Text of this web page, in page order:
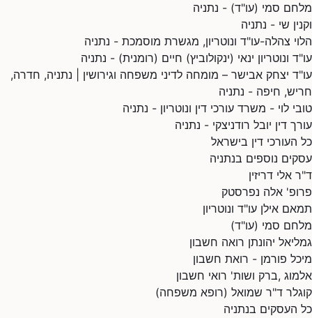
מלחם סמי (עו"ד) - נתניה
וקנין שי - נתניה
הלוי צהלה-עו"ד ונוטריון, מגשרת מוסמכת - נתניה
עו"ד ונוטריון ינאי (ינקולוביץ) חיים (רומנית) - נתניה
עו"ד יצחק אבישר – מומחה לדיני משפחה וגירושין | נתניה, חדרה,
חריש, חיפה - נתניה
טובי לוי - משרד עורכי דין ונוטריון - נתניה
עורך דין יובל רודניצקי - נתניה
כל העורכי דין בישראל
עסקים נוספים בנתניה
ד"ר אלי דריזין
פרופ' אלה נפרסטק
תמאם אילן עו"ד ונוטריון
מלחם סמי (עו"ד)
גמליאל יהונתן רואה חשבון
מיכל פורמן - רואת חשבון
אלמוג ,ברק ושות' רואי חשבון
קוגלר ד"ר שמואל (רופא משפחה)
כל העסקים בנתניה